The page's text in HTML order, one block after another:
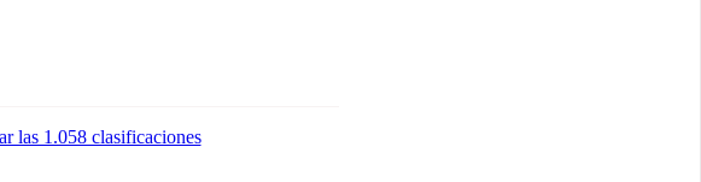
las 1.058 clasificaciones